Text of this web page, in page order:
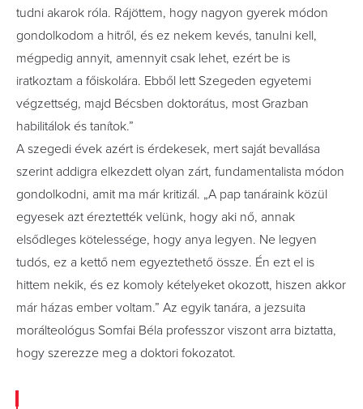
tudni akarok róla. Rájöttem, hogy nagyon gyerek módon
gondolkodom a hitről, és ez nekem kevés, tanulni kell,
mégpedig annyit, amennyit csak lehet, ezért be is
iratkoztam a főiskolára. Ebből lett Szegeden egyetemi
végzettség, majd Bécsben doktorátus, most Grazban
habilitálok és tanítok.”
A szegedi évek azért is érdekesek, mert saját bevallása
szerint addigra elkezdett olyan zárt, fundamentalista módon
gondolkodni, amit ma már kritizál. „A pap tanáraink közül
egyesek azt éreztették velünk, hogy aki nő, annak
elsődleges kötelessége, hogy anya legyen. Ne legyen
tudós, ez a kettő nem egyeztethető össze. Én ezt el is
hittem nekik, és ez komoly kételyeket okozott, hiszen akkor
már házas ember voltam.” Az egyik tanára, a jezsuita
morálteológus Somfai Béla professzor viszont arra biztatta,
hogy szerezze meg a doktori fokozatot.